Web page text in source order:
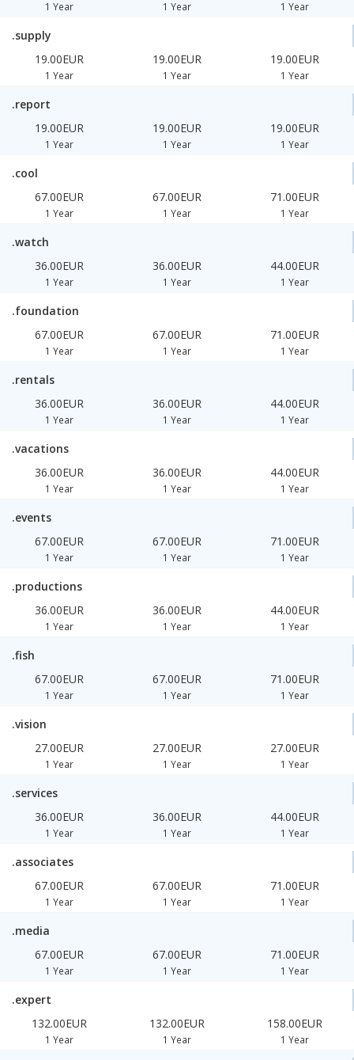
1 Year 1 Year 1 Year
.supply
19.00EUR
1 Year
19.00EUR
1 Year
19.00EUR
1 Year
.report
19.00EUR
1 Year
19.00EUR
1 Year
19.00EUR
1 Year
.cool
67.00EUR
1 Year
67.00EUR
1 Year
71.00EUR
1 Year
.watch
36.00EUR
1 Year
36.00EUR
1 Year
44.00EUR
1 Year
.foundation
67.00EUR
1 Year
67.00EUR
1 Year
71.00EUR
1 Year
.rentals
36.00EUR
1 Year
36.00EUR
1 Year
44.00EUR
1 Year
.vacations
36.00EUR
1 Year
36.00EUR
1 Year
44.00EUR
1 Year
.events
67.00EUR
1 Year
67.00EUR
1 Year
71.00EUR
1 Year
.productions
36.00EUR
1 Year
36.00EUR
1 Year
44.00EUR
1 Year
.fish
67.00EUR
1 Year
67.00EUR
1 Year
71.00EUR
1 Year
.vision
27.00EUR
1 Year
27.00EUR
1 Year
27.00EUR
1 Year
.services
36.00EUR
1 Year
36.00EUR
1 Year
44.00EUR
1 Year
.associates
67.00EUR
1 Year
67.00EUR
1 Year
71.00EUR
1 Year
.media
67.00EUR
1 Year
67.00EUR
1 Year
71.00EUR
1 Year
.expert
132.00EUR
1 Year
132.00EUR
1 Year
158.00EUR
1 Year